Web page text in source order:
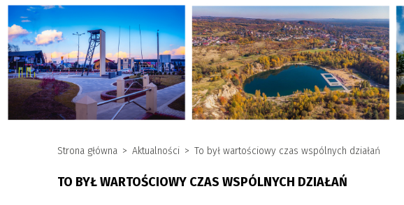
Strona główna Aktualności To był wartościowy czas wspólnych działań
TO BYŁ WARTOŚCIOWY CZAS WSPÓLNYCH DZIAŁAŃ